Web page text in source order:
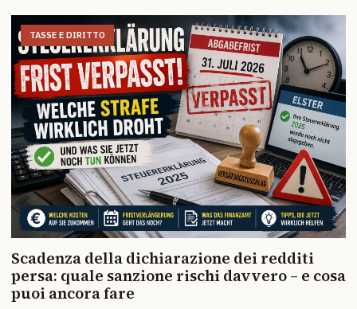
TASSE E DIRITTO
Scadenza della dichiarazione dei redditi
persa: quale sanzione rischi davvero – e cosa
puoi ancora fare